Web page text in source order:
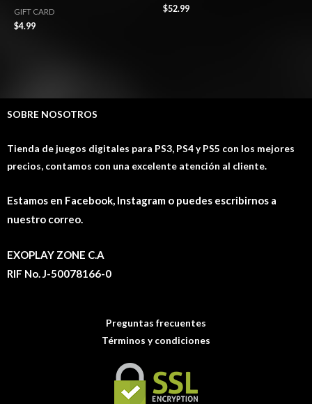
GIFT CARD
$4.99
$52.99
SOBRE NOSOTROS
Tienda de juegos digitales para PS3, PS4 y PS5 con los mejores
precios, contamos con una excelente atención al cliente.
Estamos en Facebook, Instagram o puedes escribirnos a
nuestro correo.
EXOPLAY ZONE C.A
RIF No. J-50078166-0
Preguntas frecuentes
Términos y condiciones